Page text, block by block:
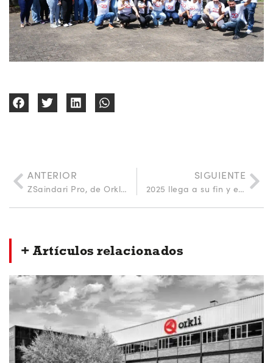
ANTERIOR
ZSaindari Pro, de Orkli, recibe el premio AÚNA 2025 al producto más innovador
SIGUIENTE
2025 llega a su fin y es el momento de hacer balance y fijar objetivos para el año que viene
+ Artículos relacionados